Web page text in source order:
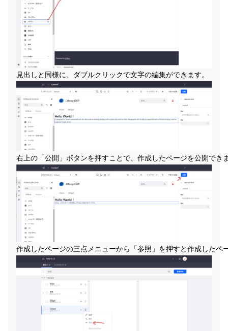
見出しと同様に、ダブルクリックで文字の編集ができます。
右上の「公開」ボタンを押すことで、作成したページを公開でき
作成したページの三点メニューから「参照」を押すと作成したペ